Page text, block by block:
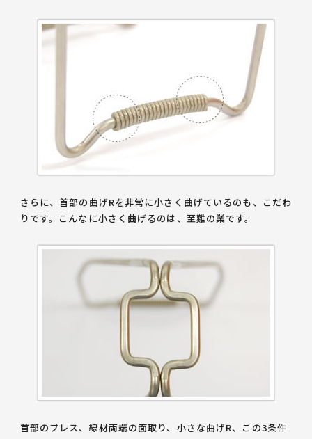
さらに、首部の曲げRを非常に小さく曲げているのも、こだわ
りです。こんなに小さく曲げるのは、至難の業です。
首部のプレス、線材両端の面取り、小さな曲げR、この3条件